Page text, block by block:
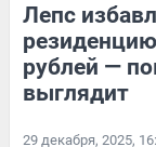
Лепс
рублей —
выглядит
29 декабря, 2025,